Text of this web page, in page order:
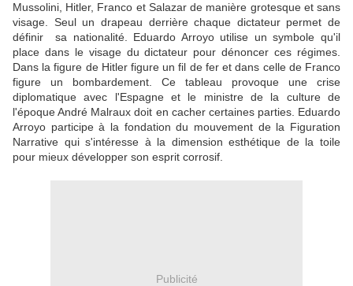
Mussolini, Hitler, Franco et Salazar de manière grotesque et sans
visage. Seul un drapeau derrière chaque dictateur permet de
définir sa nationalité. Eduardo Arroyo utilise un symbole qu'il
place dans le visage du dictateur pour dénoncer ces régimes.
Dans la figure de Hitler figure un fil de fer et dans celle de Franco
figure un bombardement. Ce tableau provoque une crise
diplomatique avec l'Espagne et le ministre de la culture de
l'époque André Malraux doit en cacher certaines parties. Eduardo
Arroyo participe à la fondation du mouvement de la Figuration
Narrative qui s'intéresse à la dimension esthétique de la toile
pour mieux développer son esprit corrosif.
Publicité